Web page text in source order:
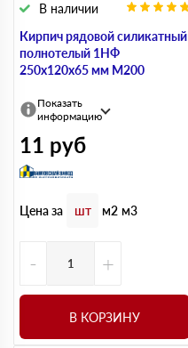
Кирпич рядовой силикатный
полнотелый 1НФ
250х120х65 мм М200
В наличии
Показать
информацию
11 руб
Цена за шт м2 м3
- +
В КОРЗИНУ